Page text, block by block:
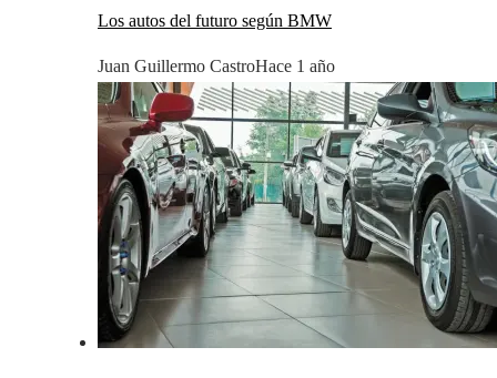
Los autos del futuro según BMW
Juan Guillermo CastroHace 1 año